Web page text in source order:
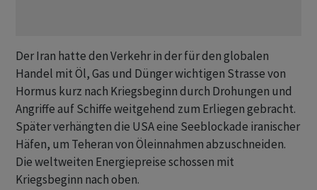
Der Iran hatte den Verkehr in der für den globalen
Handel mit Öl, Gas und Dünger wichtigen Strasse von
Hormus kurz nach Kriegsbeginn durch Drohungen und
Angriffe auf Schiffe weitgehend zum Erliegen gebracht.
Später verhängten die USA eine Seeblockade iranischer
Häfen, um Teheran von Öleinnahmen abzuschneiden.
Die weltweiten Energiepreise schossen mit
Kriegsbeginn nach oben.